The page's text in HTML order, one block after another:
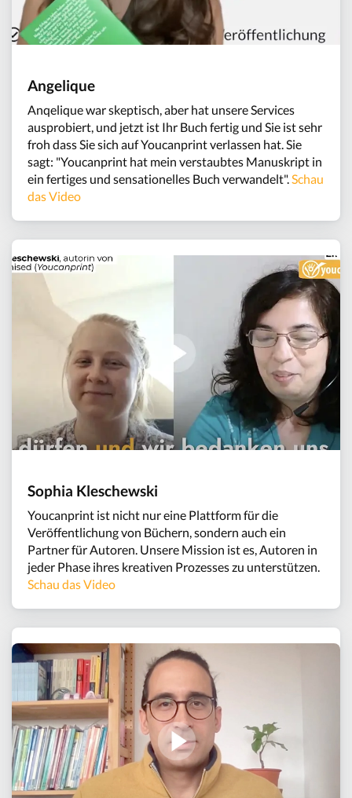
Angelique
Anqelique war skeptisch, aber hat unsere Services
ausprobiert, und jetzt ist Ihr Buch fertig und Sie ist sehr
froh dass Sie sich auf Youcanprint verlassen hat. Sie
sagt: "Youcanprint hat mein verstaubtes Manuskript in
ein fertiges und sensationelles Buch verwandelt".Schau
das Video
Sophia Kleschewski
Youcanprint ist nicht nur eine Plattform für die
Veröffentlichung von Büchern, sondern auch ein
Partner für Autoren. Unsere Mission ist es, Autoren in
jeder Phase ihres kreativen Prozesses zu unterstützen.
Schau das Video